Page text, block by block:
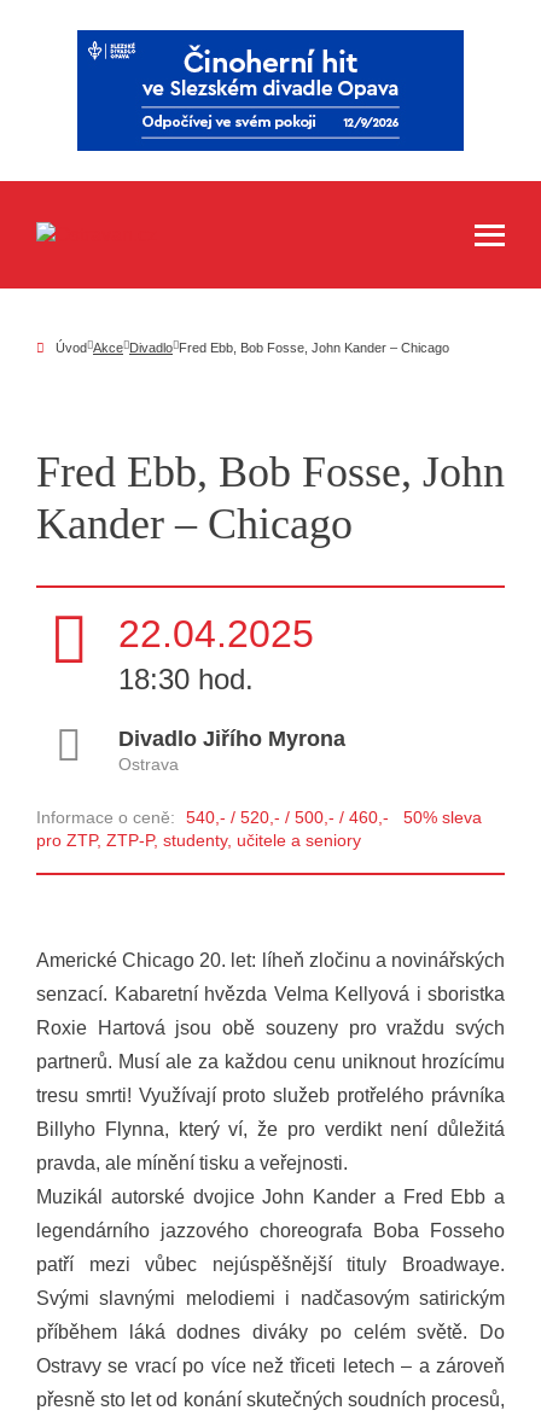
Úvod Akce Divadlo Fred Ebb, Bob Fosse, John Kander – Chicago
Fred Ebb, Bob Fosse, John
Kander – Chicago
22.04.2025
18:30 hod.
Divadlo Jiřího Myrona
Ostrava
Informace o ceně:
540,- / 520,- / 500,- / 460,- 50% sleva
pro ZTP, ZTP-P, studenty, učitele a seniory
Americké Chicago 20. let: líheň zločinu a novinářských
senzací. Kabaretní hvězda Velma Kellyová i sboristka
Roxie Hartová jsou obě souzeny pro vraždu svých
partnerů. Musí ale za každou cenu uniknout hrozícímu
tresu smrti! Využívají proto služeb protřelého právníka
Billyho Flynna, který ví, že pro verdikt není důležitá
pravda, ale mínění tisku a veřejnosti.
Muzikál autorské dvojice John Kander a Fred Ebb a
legendárního jazzového choreografa Boba Fosseho
patří mezi vůbec nejúspěšnější tituly Broadwaye.
Svými slavnými melodiemi i nadčasovým satirickým
příběhem láká dodnes diváky po celém světě. Do
Ostravy se vrací po více než třiceti letech – a zároveň
přesně sto let od konání skutečných soudních procesů,